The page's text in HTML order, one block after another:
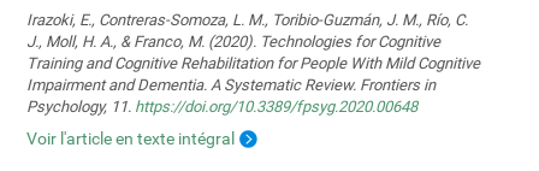
Irazoki, E., Contreras-Somoza, L. M., Toribio-Guzmán, J. M., Río, C.
J., Moll, H. A., & Franco, M. (2020). Technologies for Cognitive
Training and Cognitive Rehabilitation for People With Mild Cognitive
Impairment and Dementia. A Systematic Review. Frontiers in
Psychology, 11. https://doi.org/10.3389/fpsyg.2020.00648
Voir l'article en texte intégral